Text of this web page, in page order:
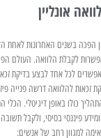
אונליין
הפכה בשנים האחרונות לאחת
לקבלת הלוואה. העולם
לכל אחד לבצע בדיקת
להלוואה דרשה פנייה
כולו באופן דיגיטלי.
פיננסי בסיסי, ולקבל
למגוון רחב של אנשים: